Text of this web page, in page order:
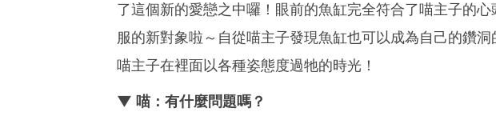
了這個新的愛戀之中囉！眼前的魚缸完全符合了喵主子的
服的新對象啦～自從喵主子發現魚缸也可以成為自己的鑽
喵主子在裡面以各種姿態度過牠的時光！
▼ 喵：有什麼問題嗎？